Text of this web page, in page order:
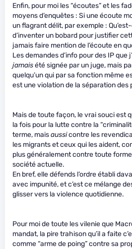
Enfin, pour moi les “écoutes” et les
moyens d’enquêtes : Si une écoute
un flagrant délit, par exemple :
d’inventer un bobard pour justifier
jamais faire mention de l’écoute en
Les demandes d’info pour des IP que
jamaisété signée par un juge, mais
quelqu’un qui par sa fonction même
est une violation de la séparation des
Mais de toute façon, le vrai souci est
la fois pour la lutte contre la
terme, maisaussicontre les
les migrants et ceux qui les aident,
plus généralement contre toute
société actuelle.
En bref, elle défends l’ordre établi
avec impunité, et c’est ce mélange
glisser vers la violence quotidienne.
Pour moi de toute les vilenie que
mandat, la pire trahison qu’il a faite
comme “arme de poing” contre sa